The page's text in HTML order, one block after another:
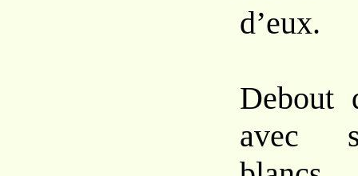
d’eux.
Debout
avec